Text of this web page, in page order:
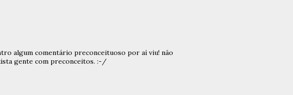
algum comentário preconceituoso por aí viu! não
gente com preconceitos. :-/